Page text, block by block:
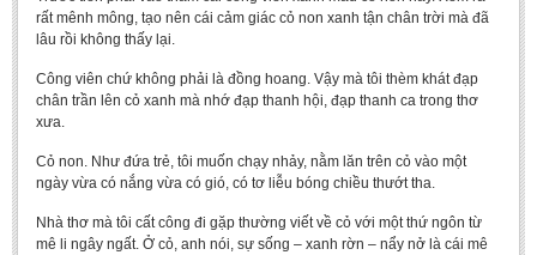
rất mênh mông, tạo nên cái cảm giác cỏ non xanh tận chân trời mà đã
lâu rồi không thấy lại.
Công viên chứ không phải là đồng hoang. Vậy mà tôi thèm khát đạp
chân trần lên cỏ xanh mà nhớ đạp thanh hội, đạp thanh ca trong thơ
xưa.
Cỏ non. Như đứa trẻ, tôi muốn chạy nhảy, nằm lăn trên cỏ vào một
ngày vừa có nắng vừa có gió, có tơ liễu bóng chiều thướt tha.
Nhà thơ mà tôi cất công đi gặp thường viết về cỏ với một thứ ngôn từ
mê li ngây ngất. Ở cỏ, anh nói, sự sống – xanh rờn – nẩy nở là cái mê